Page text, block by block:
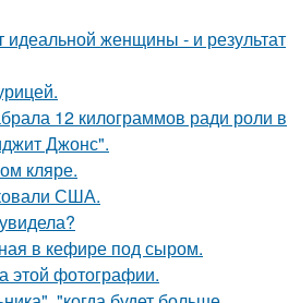
идеальной женщины - и результат
12 килограммов ради роли в
Джонс".
кляре.
США.
в кефире под сыром.
этой фотографии.